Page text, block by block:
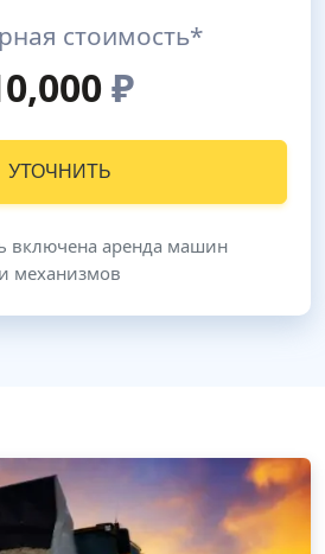
стоимость*
₽
УТОЧНИТЬ
включена аренда машин
и механизмов